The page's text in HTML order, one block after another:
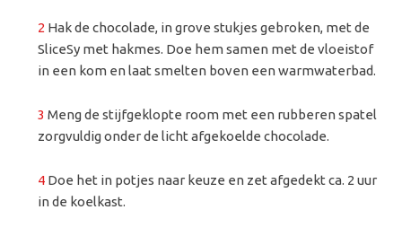
2 Hak de chocolade, in grove stukjes gebroken, met de
SliceSy met hakmes. Doe hem samen met de vloeistof
in een kom en laat smelten boven een warmwaterbad.
3Meng de stijfgeklopte room met een rubberen spatel
zorgvuldig onder de licht afgekoelde chocolade.
4 Doe het in potjes naar keuze en zet afgedekt ca. 2 uur
in de koelkast.